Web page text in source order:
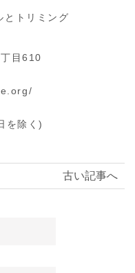
とトリミング
目610
を除く)
古い記事へ